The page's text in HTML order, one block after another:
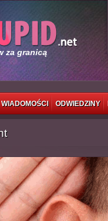
za granicą
WIADOMOŚCI ODWIEDZINY